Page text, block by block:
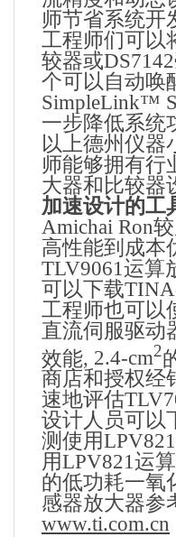
师节省系统开
工程师们可以
较器或DS7142
个可以自动唤
SimpleLink™
一步降低系统
以上德州仪器
师能够拥有行
大器和比较器
加速设计的工
Amichai Ron
高性能到成本
TLV9061 运算
可以下载
工程师也可以
直流伺服驱动
效能, 2.4-cm2
商店和授权经
速地评估
设计人员可以
测使用LPV821
用LPV821运
的低功耗一氧
感器放大器参
www.ti.com.cn